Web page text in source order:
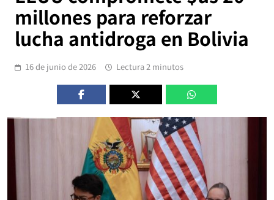
millones para reforzar
lucha antidroga en Bolivia
16 de junio de 2026 Lectura 2 minutos